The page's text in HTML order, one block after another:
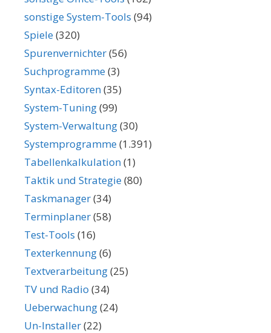
sonstige System-Tools (94)
Spiele(320)
Spurenvernichter(56)
Suchprogramme(3)
Syntax-Editoren(35)
System-Tuning(99)
System-Verwaltung(30)
Systemprogramme(1.391)
Tabellenkalkulation(1)
Taktik und Strategie(80)
Taskmanager(34)
Terminplaner(58)
Test-Tools (16)
Texterkennung(6)
Textverarbeitung(25)
TV und Radio (34)
Ueberwachung(24)
Un-Installer(22)